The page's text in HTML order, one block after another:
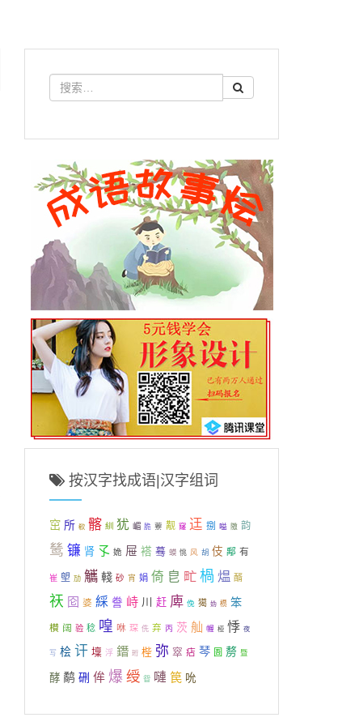
按汉字找成语|汉字组词
窋 所 欷 髂 紃 犹 嵋 脆 藔 觏 窿 迋 捌 嗌 隞 韵
鸶 镰 肾 孓 姽 屉 褡 蓦 蟆 恌 风 胡 伎 鄅 有
崔 塱 劢 觿 輚 砂 宵 娟 倚 皀 甿 楇 煴 醑
祆 囵 婆 綵 誊 峙 川 赶 庳 俛 獦 妫 槚 笨
櫕 阔 验 稔 喤 咻 琛 侁 弃 丙 茨 舢 幄 桠 悸 夜
写 桧 讦 壈 浮 鐕 珩 梐 弥 窣 痁 琴 圄 剺 暨
酵 鹬 硎 侔 爆 绶 眢 嗹 笢 吮